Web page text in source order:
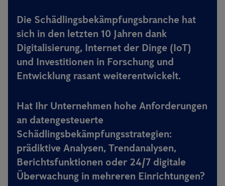
Die Schädlingsbekämpfungsbranche hat
sich in den letzten 10 Jahren dank
Digitalisierung, Internet der Dinge (IoT)
und Investitionen in Forschung und
Entwicklung rasant weiterentwickelt.
Hat Ihr Unternehmen hohe Anforderungen
an datengesteuerte
Schädlingsbekämpfungsstrategien:
prädiktive Analysen, Trendanalysen,
Berichtsfunktionen oder 24/7 digitale
Überwachung in mehreren Einrichtungen?